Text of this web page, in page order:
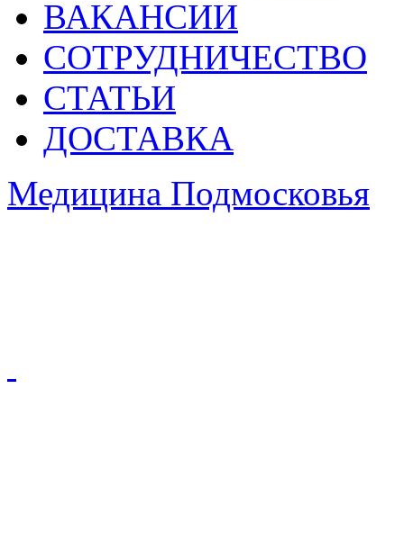
ВАКАНСИИ
СОТРУДНИЧЕСТВО
СТАТЬИ
ДОСТАВКА
Медицина Подмосковья